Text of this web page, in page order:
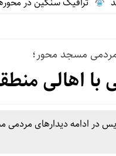
مردمی مسجد محور؛
منطقه 6
در ادامه دیدارهای